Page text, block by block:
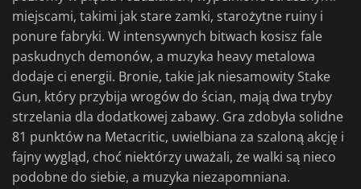
miejscami, takimi jak stare zamki, starożytne ruiny i
ponure fabryki. W intensywnych bitwach kosisz fale
paskudnych demonów, a muzyka heavy metalowa
dodaje ci energii. Bronie, takie jak niesamowity Stake
Gun, który przybija wrogów do ścian, mają dwa tryby
strzelania dla dodatkowej zabawy. Gra zdobyła solidne
81 punktów na Metacritic, uwielbiana za szaloną akcję i
fajny wygląd, choć niektórzy uważali, że walki są nieco
podobne do siebie, a muzyka niezapomniana.